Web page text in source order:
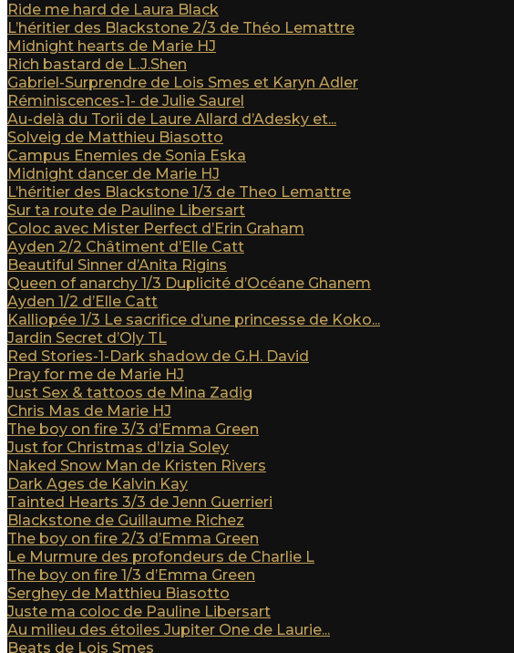
Ride me hard de Laura Black
L’héritier des Blackstone 2/3 de Théo Lemattre
Midnight hearts de Marie HJ
Rich bastard de L.J.Shen
Gabriel-Surprendre de Lois Smes et Karyn Adler
Réminiscences-1- de Julie Saurel
Au-delà du Torii de Laure Allard d’Adesky et...
Solveig de Matthieu Biasotto
Campus Enemies de Sonia Eska
Midnight dancer de Marie HJ
L’héritier des Blackstone 1/3 de Theo Lemattre
Sur ta route de Pauline Libersart
Coloc avec Mister Perfect d’Erin Graham
Ayden 2/2 Châtiment d’Elle Catt
Beautiful Sinner d’Anita Rigins
Queen of anarchy 1/3 Duplicité d’Océane Ghanem
Ayden 1/2 d’Elle Catt
Kalliopée 1/3 Le sacrifice d’une princesse de Koko...
Jardin Secret d’Oly TL
Red Stories-1-Dark shadow de G.H. David
Pray for me de Marie HJ
Just Sex & tattoos de Mina Zadig
Chris Mas de Marie HJ
The boy on fire 3/3 d’Emma Green
Just for Christmas d’Izia Soley
Naked Snow Man de Kristen Rivers
Dark Ages de Kalvin Kay
Tainted Hearts 3/3 de Jenn Guerrieri
Blackstone de Guillaume Richez
The boy on fire 2/3 d’Emma Green
Le Murmure des profondeurs de Charlie L
The boy on fire 1/3 d’Emma Green
Serghey de Matthieu Biasotto
Juste ma coloc de Pauline Libersart
Au milieu des étoiles Jupiter One de Laurie...
Beats de Lois Smes